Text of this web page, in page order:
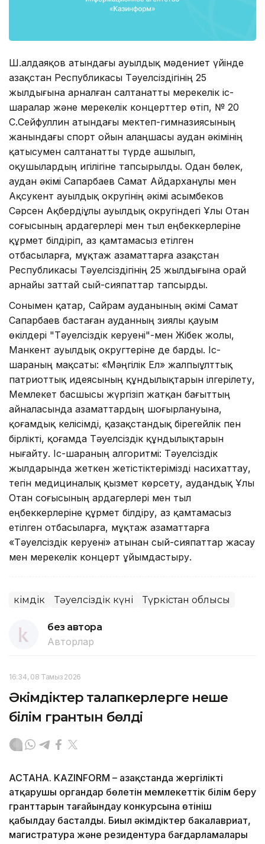
Ш.Қалдаяқов атындағы ауылдық мәдениет үйінде
Қазақстан Республикасы Тәуелсіздігінің 25
жылдығына арналған салтанатты мерекелік іс-
шаралар және мерекелік концерттер өтіп, № 20
С.Сейфуллин атындағы мектеп-гимназиясының
жанындағы спорт ойын алаңшасы аудан әкімінің
қатысумен салтанатты түрде ашылып,
оқушылардың игілігіне тапсырылды. Одан бөлек,
аудан әкімі Сапарбаев Самат Айдарханұлы мен
Ақсукент ауылдық округінің әкімі Қасымбеков
Сәрсен Ақбердіұлы ауылдық округіндегі Ұлы Отан
соғысының ардагерлері мен тыл еңбеккерлеріне
құрмет білдіріп, аз қамтамасыз етілген
отбасыларға, мұқтаж азаматтарға Қазақстан
Республикасы Тәуелсіздігінің 25 жылдығына орай
арнайы заттай сый-сияпаттар тапсырды.
Сонымен қатар, Сайрам ауданының әкімі Самат
Сапарбаев бастаған ауданның зиялы қауым
өкілдері "Тәуелсіздік керуені"-мен Жібек жолы,
Манкент ауылдық округтеріне де барды. Іс-
шараның мақсаты: «Мәңгілік Ел» жалпыұлттық
патриоттық идеясының құндылықтарын ілгерілету,
Мемлекет басшысы жүргізіп жатқан бағыттың
айналасында азаматтардың шоғырлануына,
қоғамдық келісімді, қазақстандық бірегейлік пен
бірлікті, қоғамда Тәуелсіздік құндылықтарын
нығайту. Іс-шараның алгоритмі: Тәуелсіздік
жылдарында жеткен жетістіктерімізді насихаттау,
тегін медициналық қызмет көрсету, аудандық Ұлы
Отан соғысының ардагерлері мен тыл
еңбеккерлеріне құрмет білдіру, аз қамтамасыз
етілген отбасыларға, мұқтаж азаматтарға
«Тәуелсіздік керуені» атынан сый-сияпаттар жасау
мен мерекелік концерт ұйымдастыру.
Әкімдік Тәуелсіздік күні Түркістан облысы
без автора
Авторлар
16:34, 08 Тамыз 2026
Әкімдіктер талапкерлерге неше
білім грантын бөлді
АСТАНА. KAZINFORM – Қазақстанда жергілікті
атқарушы органдар бөлетін мемлекеттік білім беру
гранттарын тағайындау конкурсына өтініш
қабылдау басталды. Биыл әкімдіктер бакалавриат,
магистратура және резидентура бағдарламалары